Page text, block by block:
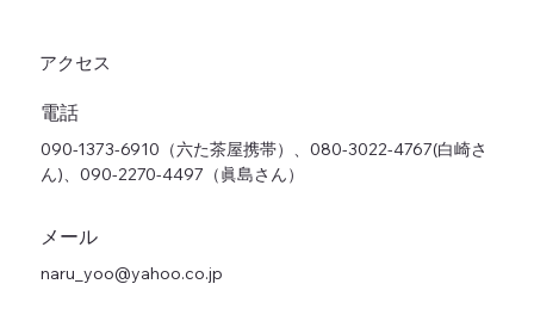
アクセス
電話
090-1373-6910（六た茶屋携帯）、080-3022-4767(白崎さ
ん)、090-2270-4497（眞島さん）
メール
naru_yoo@yahoo.co.jp